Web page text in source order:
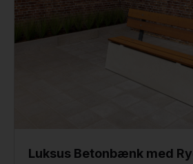
Luksus Betonbænk med